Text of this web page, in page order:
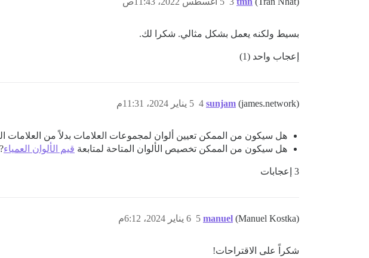
بسيط ولكنه يعمل بشكل مثالي. شكرا لك.
إعجاب واحد (1)
sunjam (james.network) 5 يناير 2024، 11:31م 4
هل سيكون من الممكن تعيين ألوان لمجموعات العلامات بدلاً من العلامات
هل سيكون من الممكن تخصيص الألوان المتاحة لمتابعة قيم الألوان العمياء?
3 إعجابات
manuel (Manuel Kostka) 6 يناير 2024، 6:12م 5
شكراً على الاقتراحات!